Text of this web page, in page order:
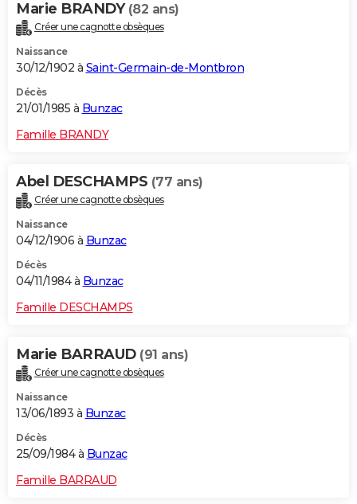
Marie BRANDY (82 ans)
Créer une cagnotte obsèques
Naissance
30/12/1902 à Saint-Germain-de-Montbron
Décès
21/01/1985 à Bunzac
Famille BRANDY
Abel DESCHAMPS (77 ans)
Créer une cagnotte obsèques
Naissance
04/12/1906 à Bunzac
Décès
04/11/1984 à Bunzac
Famille DESCHAMPS
Marie BARRAUD (91 ans)
Créer une cagnotte obsèques
Naissance
13/06/1893 à Bunzac
Décès
25/09/1984 à Bunzac
Famille BARRAUD